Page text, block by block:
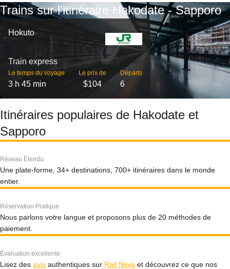
Trains sur l’itinéraire Hakodate - Sapporo
Hokuto
Train express
Le temps du voyage
3 h 45 min
Le prix de
$104
Départs
6
Itinéraires populaires de Hakodate et
Sapporo
Réseau Étendu
Une plate-forme, 34+ destinations, 700+ itinéraires dans le monde
entier.
Réservation Pratique
Nous parlons votre langue et proposons plus de 20 méthodes de
paiement.
Évaluation excellente
Lisez des avis authentiques sur Rail Ninja et découvrez ce que nos